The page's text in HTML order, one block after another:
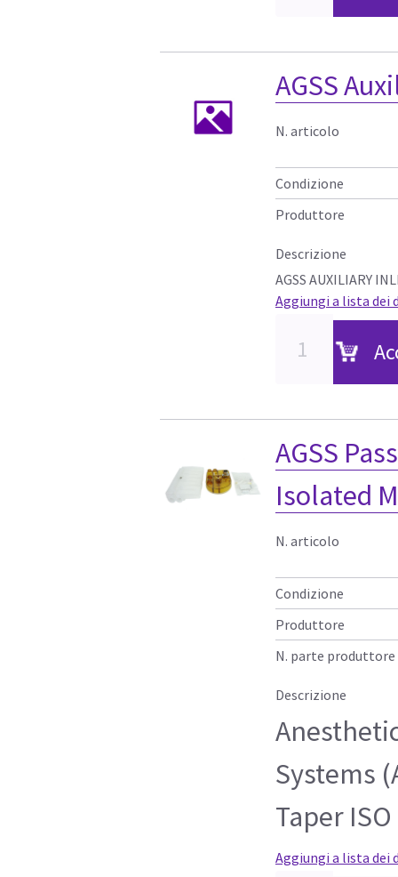
AGSS
N. articolo
Condizione
Produttore
Descrizione
AGSS AUXILIARY
Aggiungi a lista dei
AGSS
Isolated
N. articolo
Condizione
Produttore
N. parte produttore
Descrizione
Systems
Taper
Aggiungi a lista dei